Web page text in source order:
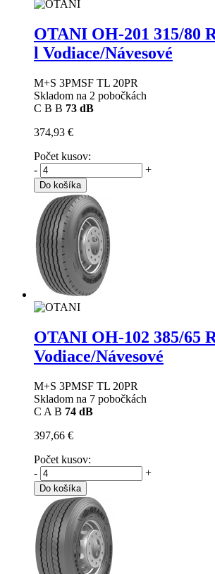
OTANI OH-201 315/80
l Vodiace/Návesové
M+S 3PMSF TL 20PR
Skladom na 2 pobočkách
C B B 73 dB
374,93 €
Počet kusov:
-
+
Do košíka
OTANI OH-102 385/65
Vodiace/Návesové
M+S 3PMSF TL 20PR
Skladom na 7 pobočkách
C A B 74 dB
397,66 €
Počet kusov:
-
+
Do košíka